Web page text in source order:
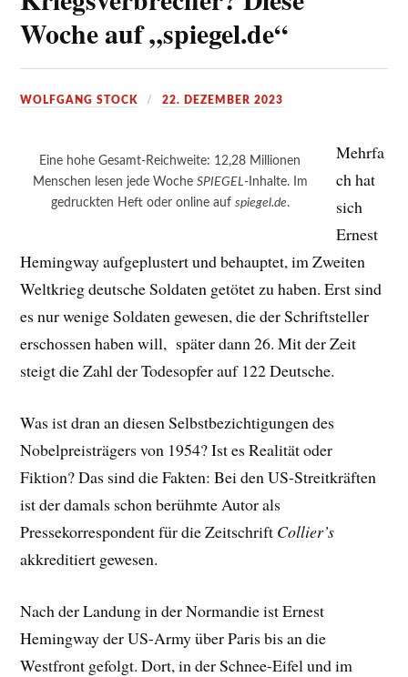
Woche auf „spiegel.de“
WOLFGANG STOCK 22. DEZEMBER 2023
Eine hohe Gesamt-Reichweite: 12,28 Millionen
Menschen lesen jede Woche SPIEGEL-Inhalte. Im
gedruckten Heft oder online auf spiegel.de.
Mehrfa
ch hat
sich
Ernest
Hemingway aufgeplustert und behauptet, im Zweiten
Weltkrieg deutsche Soldaten getötet zu haben. Erst sind
es nur wenige Soldaten gewesen, die der Schriftsteller
erschossen haben will, später dann 26. Mit der Zeit
steigt die Zahl der Todesopfer auf 122 Deutsche.
Was ist dran an diesen Selbstbezichtigungen des
Nobelpreisträgers von 1954? Ist es Realität oder
Fiktion? Das sind die Fakten: Bei den US-Streitkräften
ist der damals schon berühmte Autor als
Pressekorrespondent für die Zeitschrift Collier’s
akkreditiert gewesen.
Nach der Landung in der Normandie ist Ernest
Hemingway der US-Army über Paris bis an die
Westfront gefolgt. Dort, in der Schnee-Eifel und im